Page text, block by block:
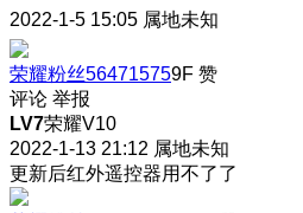
2022-1-5 15:05 属地未知
荣耀粉丝564715759F 赞
评论 举报
LV7荣耀V10
2022-1-13 21:12 属地未知
更新后红外遥控器用不了了